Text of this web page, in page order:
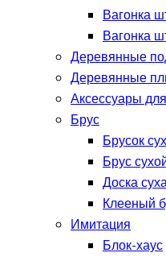
Вагонка
Вагонка
Деревянные
Деревянные
Аксессуары
Брус
Брусок
Брус
Доска
Клееный
Имитация
Блок-хаус